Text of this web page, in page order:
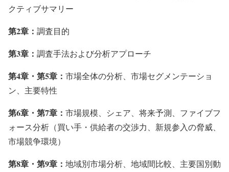
クティブサマリー
第2章： 調査目的
第3章： 調査手法および分析アプローチ
第4章・第5章： 市場全体の分析、市場セグメンテーショ
ン、主要特性
第6章・第7章： 市場規模、シェア、将来予測、ファイブフ
ォース分析（買い手・供給者の交渉力、新規参入の脅威、
市場競争環境）
第8章・第9章： 地域別市場分析、地域間比較、主要国別動